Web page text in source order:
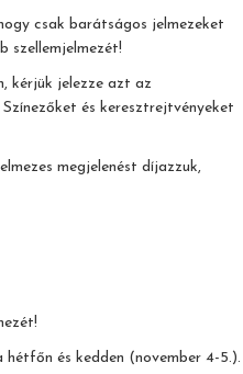
csak barátságos jelmezeket
szellemjelmezét!
kérjük jelezze azt az
és keresztrejtvényeket
megjelenést díjazzuk,
és kedden (november 4-5.).